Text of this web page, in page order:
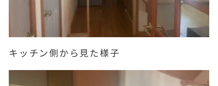
キッチン側から見た様子